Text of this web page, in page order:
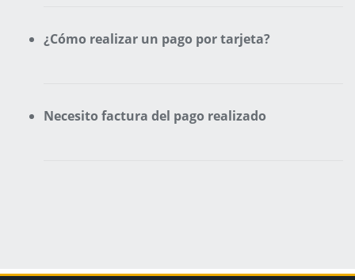
¿Cómo realizar un pago por tarjeta?
Necesito factura del pago realizado